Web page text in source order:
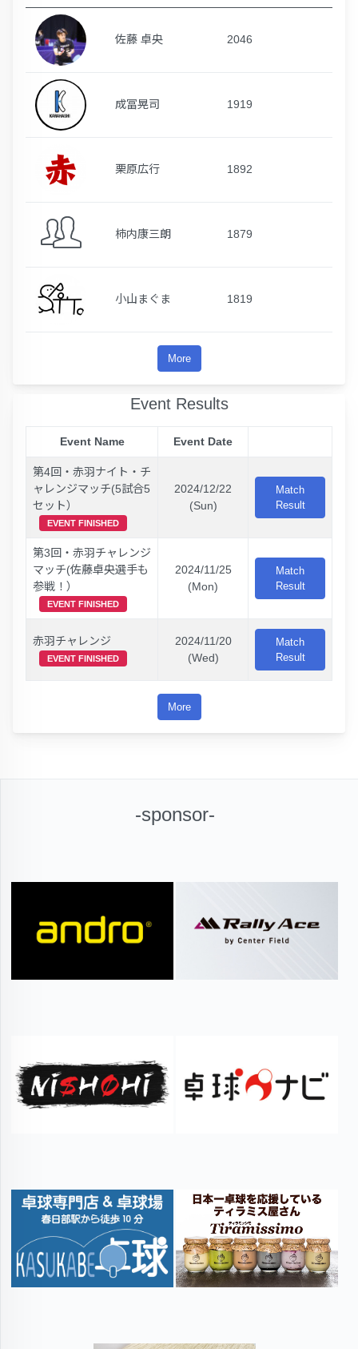
佐藤 卓央 2046
成冨晃司 1919
栗原広行 1892
柿内康三朗 1879
小山まぐま 1819
More
Event Results
Event Name Event Date
第4回・赤羽ナイト・チ
ャレンジマッチ(5試合5
セット）
EVENT FINISHED
2024/12/22
(Sun)
Match
Result
第3回・赤羽チャレンジ
マッチ(佐藤卓央選手も
参戦！）
EVENT FINISHED
2024/11/25
(Mon)
Match
Result
赤羽チャレンジ
EVENT FINISHED
2024/11/20
(Wed)
Match
Result
More
-sponsor-